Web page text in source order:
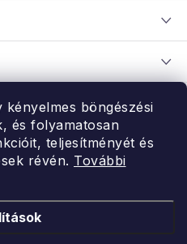
böngészési
és folyamatosan
teljesítményét és
révén. További
feltételei